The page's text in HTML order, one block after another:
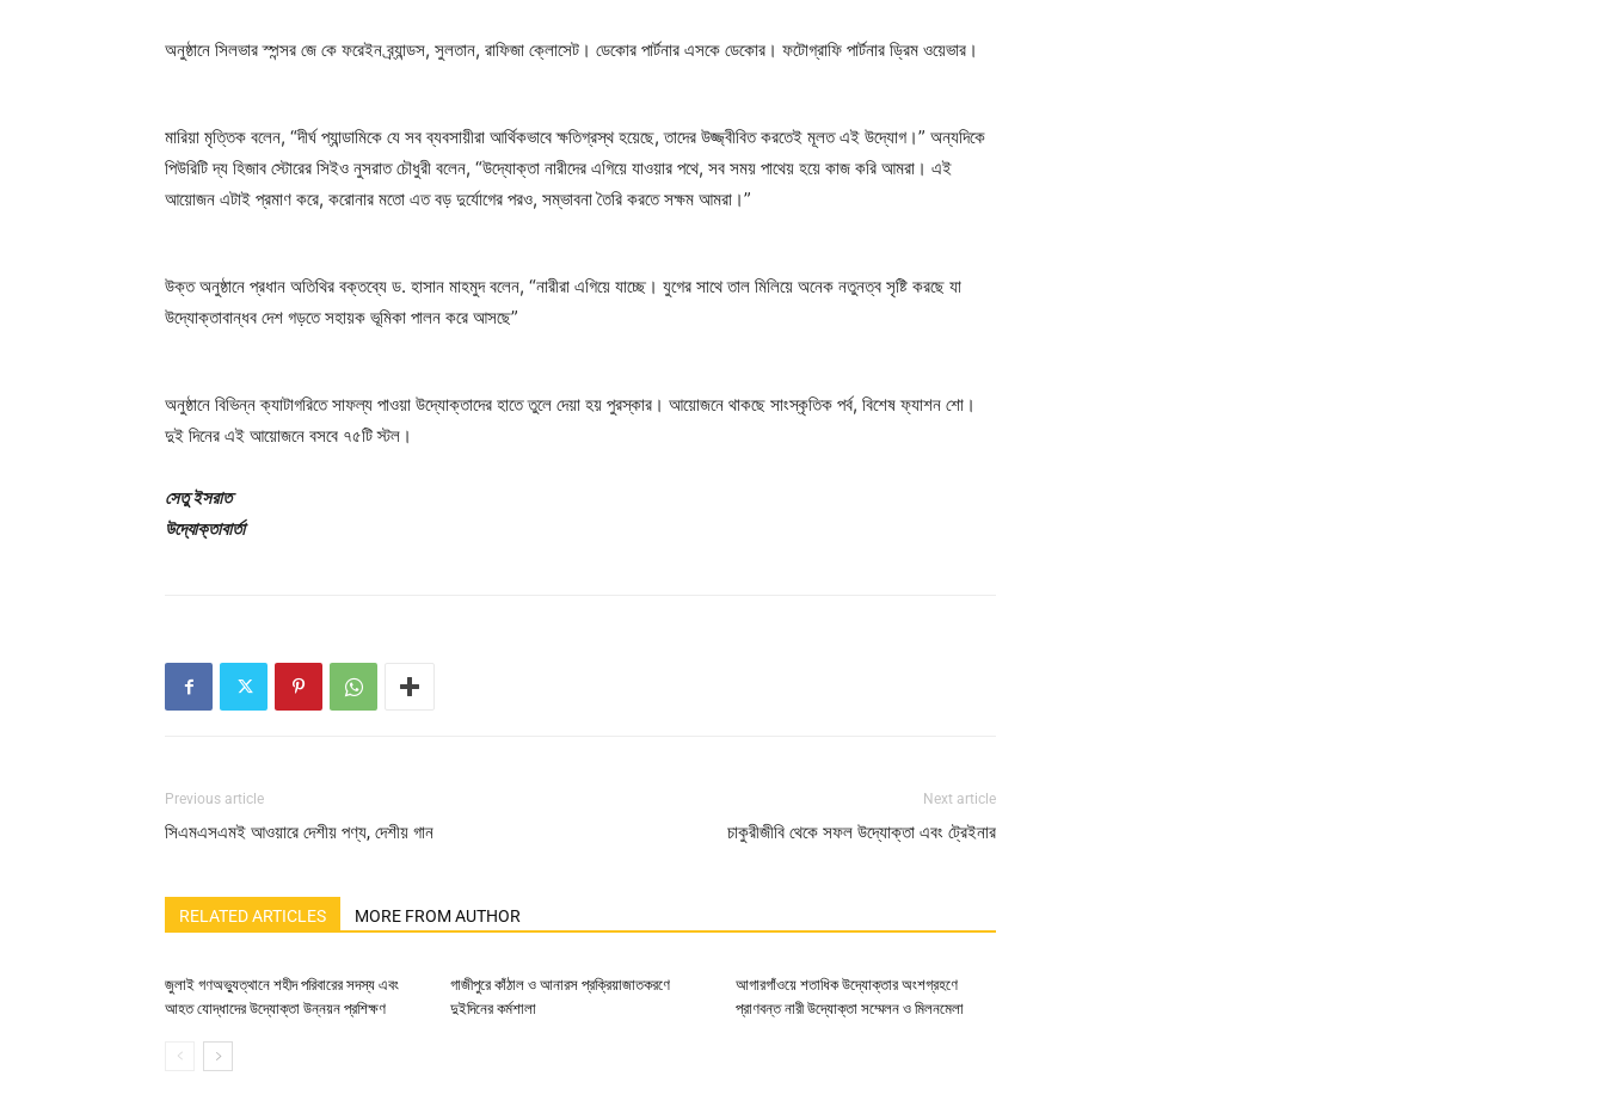
অনুষ্ঠানে সিলভার স্পন্সর জে কে ফরেইন ব্র্যান্ডস, সুলতান, রাফিজা ক্লোসেট। ডেকোর পার্টনার এসকে ডেকোর। ফটোগ্রাফি পার্টনার ড্রিম ওয়েভার।
মারিয়া মৃত্তিক বলেন, “দীর্ঘ প্যান্ডামিকে যে সব ব্যবসায়ীরা আর্থিকভাবে ক্ষতিগ্রস্থ হয়েছে, তাদের উজ্জ্বীবিত করতেই মূলত এই উদ্যোগ।” অন্যদিকে
পিউরিটি দ্য হিজাব স্টোরের সিইও নুসরাত চৌধুরী বলেন, “উদ্যোক্তা নারীদের এগিয়ে যাওয়ার পথে, সব সময় পাথেয় হয়ে কাজ করি আমরা। এই
আয়োজন এটাই প্রমাণ করে, করোনার মতো এত বড় দুর্যোগের পরও, সম্ভাবনা তৈরি করতে সক্ষম আমরা।”
উক্ত অনুষ্ঠানে প্রধান অতিথির বক্তব্যে ড. হাসান মাহমুদ বলেন, “নারীরা এগিয়ে যাচ্ছে। যুগের সাথে তাল মিলিয়ে অনেক নতুনত্ব সৃষ্টি করছে যা
উদ্যোক্তাবান্ধব দেশ গড়তে সহায়ক ভূমিকা পালন করে আসছে”
অনুষ্ঠানে বিভিন্ন ক্যাটাগরিতে সাফল্য পাওয়া উদ্যোক্তাদের হাতে তুলে দেয়া হয় পুরস্কার। আয়োজনে থাকছে সাংস্কৃতিক পর্ব, বিশেষ ফ্যাশন শো।
দুই দিনের এই আয়োজনে বসবে ৭৫টি স্টল।
সেতু ইসরাত
উদ্যোক্তাবার্তা
Previous article
সিএমএসএমই আওয়ারে দেশীয় পণ্য, দেশীয় গান
Next article
চাকুরীজীবি থেকে সফল উদ্যোক্তা এবং ট্রেইনার
RELATED ARTICLES MORE FROM AUTHOR
জুলাই গণঅভ্যুত্থানে শহীদ পরিবারের সদস্য এবং
আহত যোদ্ধাদের উদ্যোক্তা উন্নয়ন প্রশিক্ষণ
গাজীপুরে কাঁঠাল ও আনারস প্রক্রিয়াজাতকরণে
দুইদিনের কর্মশালা
আগারগাঁওয়ে শতাধিক উদ্যোক্তার অংশগ্রহণে
প্রাণবন্ত নারী উদ্যোক্তা সম্মেলন ও মিলনমেলা